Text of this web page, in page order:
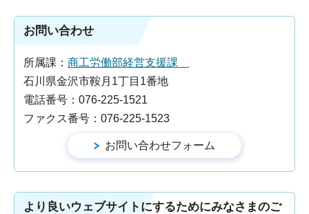
お問い合わせ
所属課： 商工労働部経営支援課
石川県金沢市鞍月1丁目1番地
電話番号：076-225-1521
ファクス番号：076-225-1523
より良いウェブサイトにするためにみなさまのご